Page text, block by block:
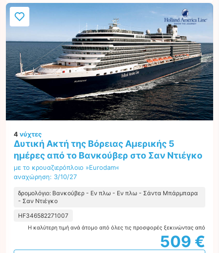
4νύχτες
Δυτική Ακτή της Βόρειας Αμερικής 5
ημέρες από το Βανκούβερ στο Σαν Ντιέγκο
με το κρουαζιερόπλοιο »Eurodam«
αναχώρηση: 3/10/27
δρομολόγιο: Βανκούβερ - Εν πλω - Εν πλω - Σάντα Μπάρμπαρα
- Σαν Ντιέγκο
HF346582271007
Η καλύτερη τιμή ανά άτομο από όλες τις προσφορές ξεκινώντας από
509 €